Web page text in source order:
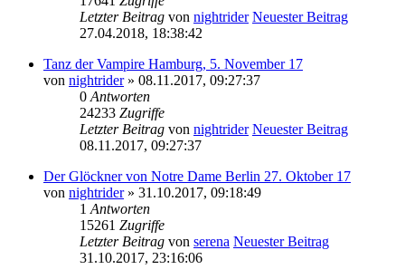
Letzter Beitrag von nightrider Neuester Beitrag
27.04.2018, 18:38:42
Tanz der Vampire Hamburg, 5. November 17
von nightrider» 08.11.2017, 09:27:37
0 Antworten
24233 Zugriffe
Letzter Beitrag von nightrider Neuester Beitrag
08.11.2017, 09:27:37
Der Glöckner von Notre Dame Berlin 27. Oktober 17
von nightrider» 31.10.2017, 09:18:49
1 Antworten
15261 Zugriffe
Letzter Beitrag von serena Neuester Beitrag
31.10.2017, 23:16:06